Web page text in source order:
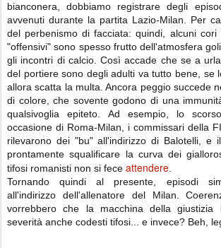
bianconera, dobbiamo registrare degli
avvenuti durante la partita Lazio-Milan. Per
del perbenismo di facciata: quindi, alcuni cori
"offensivi" sono spesso frutto dell'atmosfera
gli incontri di calcio. Così accade che se a
del portiere sono degli adulti va tutto bene, se
allora scatta la multa. Ancora peggio succede
di colore, che sovente godono di una
qualsivoglia epiteto. Ad esempio, lo
occasione di Roma-Milan, i commissari della
rilevarono dei "bu" all'indirizzo di Balotelli, e
prontamente squalificare la curva dei
tifosi romanisti non si fece attendere
Tornando quindi al presente, episodi
all'indirizzo dell'allenatore del Milan.
vorrebbero che la macchina della giustizia
severità anche codesti tifosi... e invece? Beh,